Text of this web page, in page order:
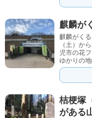
麒麟が
麒麟がく
（土）か
児市の花
ゆかりの
桔梗塚
がある